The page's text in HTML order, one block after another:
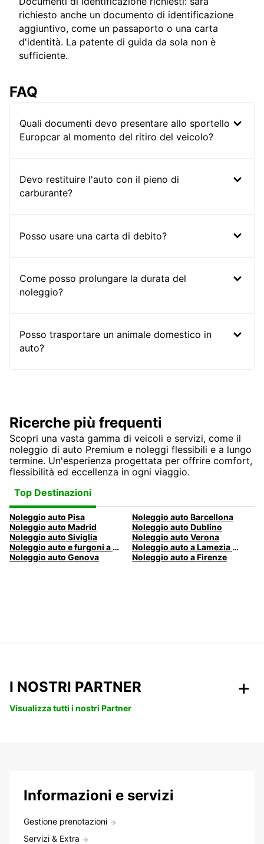
richiesto anche un documento di identificazione
aggiuntivo, come un passaporto o una carta
d'identità. La patente di guida da sola non è
sufficiente.
FAQ
Quali documenti devo presentare allo sportello
Europcar al momento del ritiro del veicolo?
Devo restituire l'auto con il pieno di
carburante?
Posso usare una carta di debito?
Come posso prolungare la durata del
noleggio?
Posso trasportare un animale domestico in
auto?
Ricerche più frequenti
Scopri una vasta gamma di veicoli e servizi, come il
noleggio di auto Premium e noleggi flessibili e a lungo
termine. Un'esperienza progettata per offrire comfort,
flessibilità ed eccellenza in ogni viaggio.
Top Destinazioni
Noleggio auto Pisa
Noleggio auto Barcellona
Noleggio auto Madrid
Noleggio auto Dublino
Noleggio auto Siviglia
Noleggio auto Verona
Noleggio auto e furgoni a Pescara
Noleggio auto a Lamezia Terme, Italia
Noleggio auto Genova
Noleggio auto a Firenze
I NOSTRI PARTNER
Visualizza tutti i nostri Partner
Informazioni e servizi
Gestione prenotazioni
Servizi & Extra